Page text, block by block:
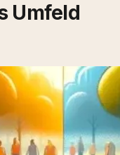
Umfeld